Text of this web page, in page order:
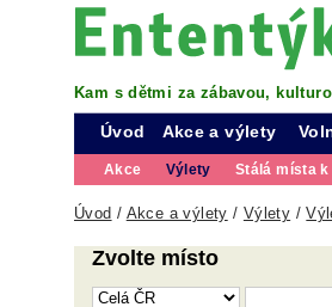
Kam s dětmi za zábavou,
Úvod Akce a výlety
Akce Výlety Stálá místa
Úvod / Akce a výlety / Výlety /
Zvolte místo